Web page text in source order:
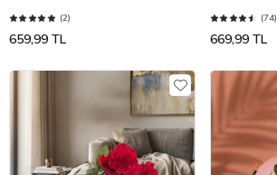
(2)
659,99 TL
(74)
669,99 TL